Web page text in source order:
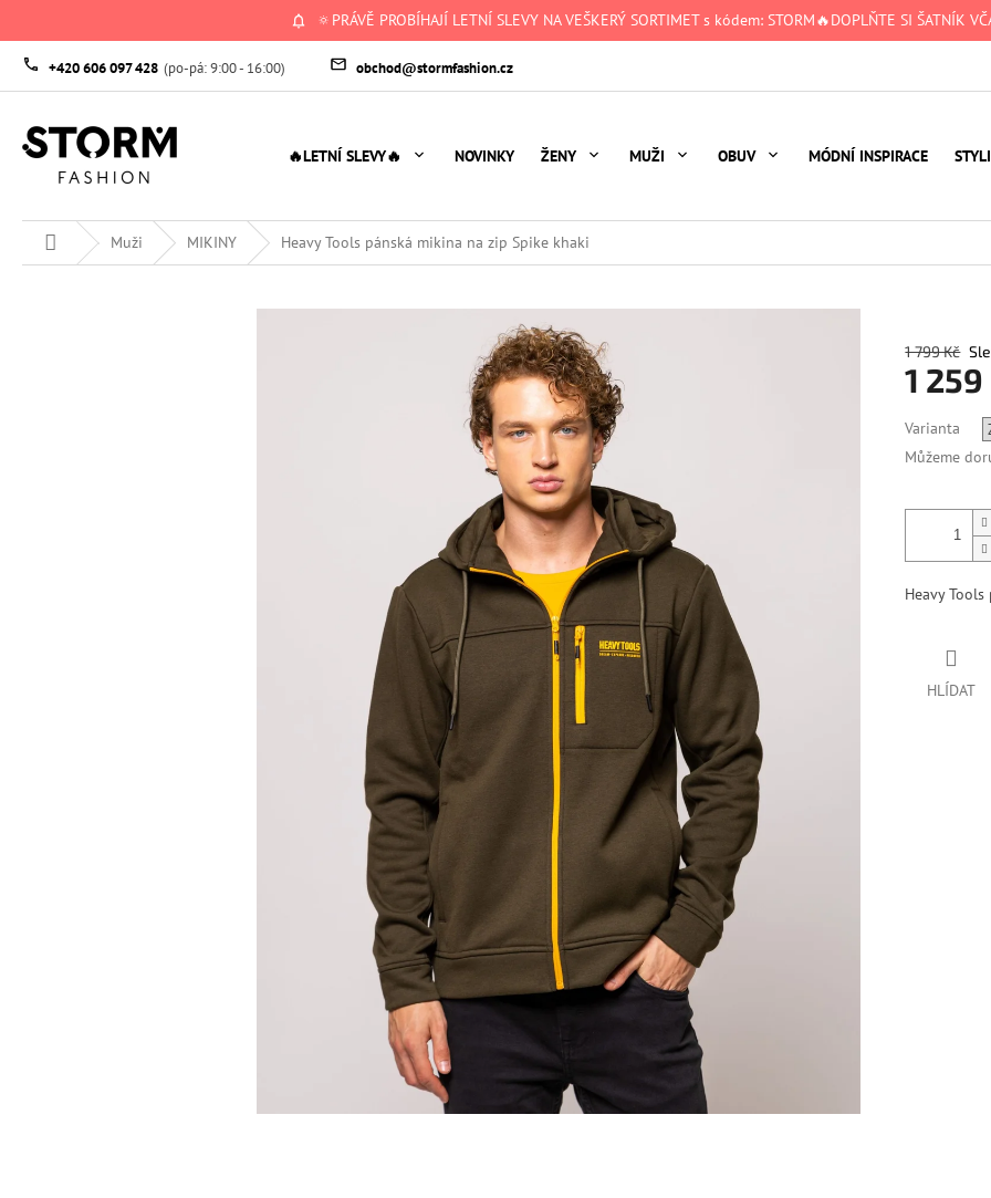
🔅PRÁVĚ PROBÍHAJÍ LETNÍ SLEVY NA VEŠKERÝ SORTIMET s kódem: STORM🔥DOPLŇTE SI ŠATNÍK
+420 606 097 428 obchod@stormfashion.cz
🔥LETNÍ SLEVY🔥 NOVINKY ŽENY MUŽI OBUV MÓDNÍ INSPIRACE
Domů Muži MIKINY Heavy Tools pánská mikina na zip Spike khaki
1 799 Kč
1 259
cena:
Varianta
Můžeme
Heavy
HLÍDAT